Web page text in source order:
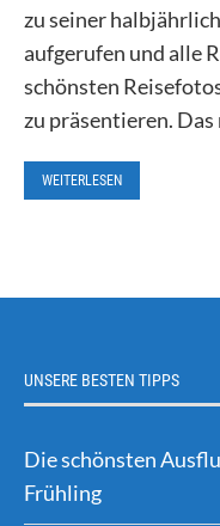
zu seiner
aufgerufen und alle
schönsten
zu präsentieren.
WEITERLESEN
UNSERE BESTEN TIPPS
Die schönsten
Frühling